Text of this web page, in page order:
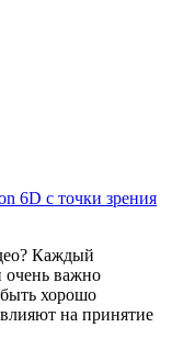
6D с точки зрения
Каждый
очень важно
быть хорошо
на принятие